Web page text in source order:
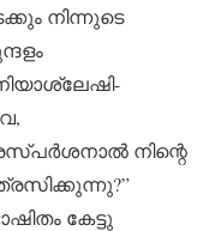
നിന്നുടെ
നിന്റെ
കേട്ടു